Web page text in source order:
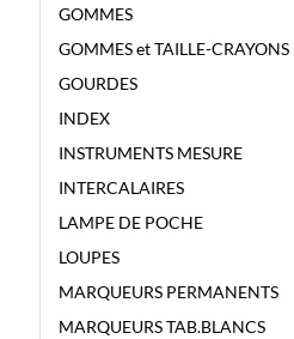
GOMMES
GOMMES et TAILLE-CRAYONS
GOURDES
INDEX
INSTRUMENTS MESURE
INTERCALAIRES
LAMPE DE POCHE
LOUPES
MARQUEURS PERMANENTS
MARQUEURS TAB.BLANCS
ACCESSOIRES
AGRAFEUSE BETA REXEL-
DEGRAFEUR UTILISE DES
B8R